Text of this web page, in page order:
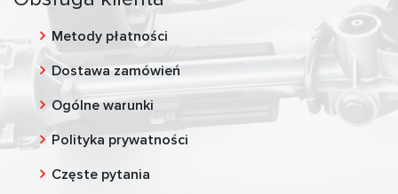
Metody płatności
Dostawa zamówień
Ogólne warunki
Polityka prywatności
Częste pytania